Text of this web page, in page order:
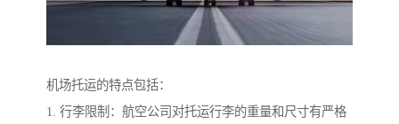
机场托运的特点包括：
1. 行李限制：航空公司对托运行李的重量和尺寸有严格